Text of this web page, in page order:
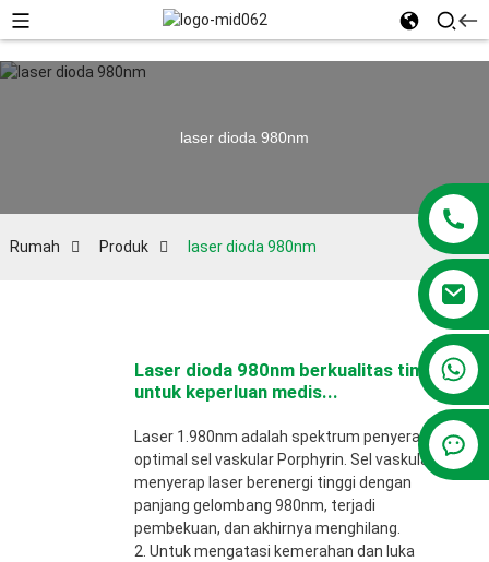
+86 13381209830
laser dioda 980nm
Rumah Produk laser dioda 980nm
Laser dioda 980nm berkualitas tinggi
untuk keperluan medis...
Laser 1.980nm adalah spektrum penyerapan
optimal sel vaskular Porphyrin. Sel vaskular
menyerap laser berenergi tinggi dengan
panjang gelombang 980nm, terjadi
pembekuan, dan akhirnya menghilang.
2. Untuk mengatasi kemerahan dan luka